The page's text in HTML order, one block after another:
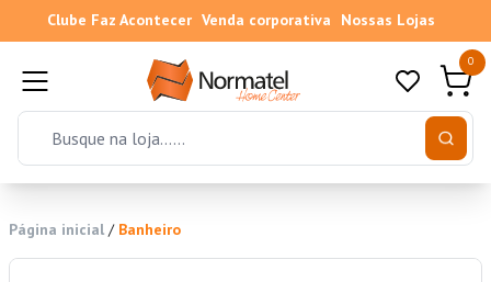
Clube Faz Acontecer Venda corporativa Nossas Lojas
0
Página inicial / Banheiro